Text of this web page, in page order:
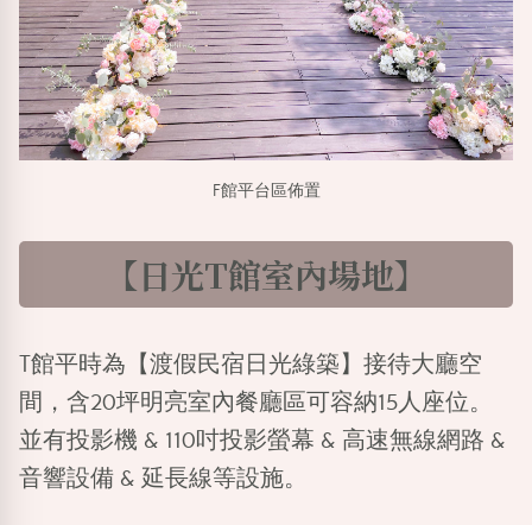
F館平台區佈置
【日光T館室內場地】
T館平時為 【渡假民宿日光綠築】 接待大廳空
間，含20坪明亮室內餐廳區可容納15人座位。
並有投影機 & 110吋投影螢幕 & 高速無線網路 &
音響設備 & 延長線等設施。